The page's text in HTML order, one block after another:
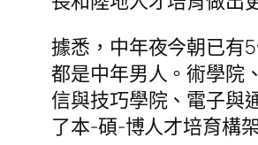
據悉，中年夜今朝已有
都是中年男人。術學院
信與技巧學院、電子與
了本-碩-博人才培育構